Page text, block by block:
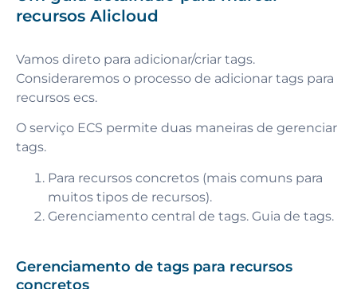
recursos Alicloud
Vamos direto para adicionar/criar tags.
Consideraremos o processo de adicionar tags para
recursos ecs.
O serviço ECS permite duas maneiras de gerenciar
tags.
Para recursos concretos (mais comuns para
muitos tipos de recursos).
Gerenciamento central de tags. Guia de tags.
Gerenciamento de tags para recursos
concretos